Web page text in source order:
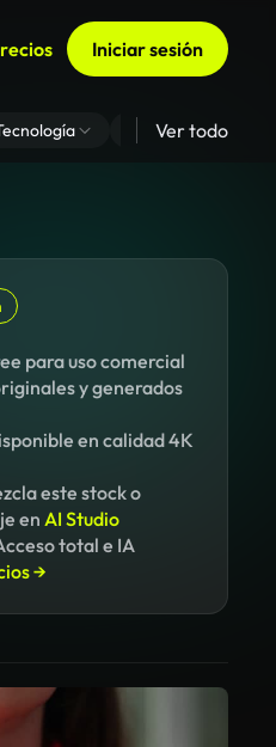
Iniciar sesión
Zoom De Fondo
Ver todo
para uso comercial
y generados
en calidad 4K
este stock o
enAI Studio
total e IA
→